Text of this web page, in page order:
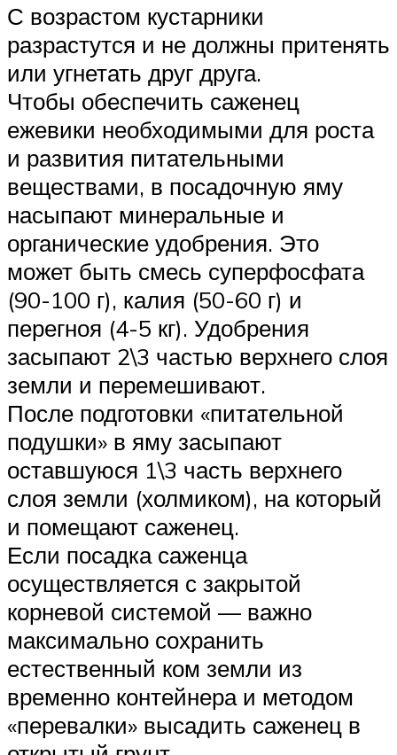
С возрастом кустарники
разрастутся и не должны притенять
или угнетать друг друга.
Чтобы обеспечить саженец
ежевики необходимыми для роста
и развития питательными
веществами, в посадочную яму
насыпают минеральные и
органические удобрения. Это
может быть смесь суперфосфата
(90-100 г), калия (50-60 г) и
перегноя (4-5 кг). Удобрения
засыпают 2\3 частью верхнего слоя
земли и перемешивают.
После подготовки «питательной
подушки» в яму засыпают
оставшуюся 1\3 часть верхнего
слоя земли (холмиком), на который
и помещают саженец.
Если посадка саженца
осуществляется с закрытой
корневой системой — важно
максимально сохранить
естественный ком земли из
временно контейнера и методом
«перевалки» высадить саженец в